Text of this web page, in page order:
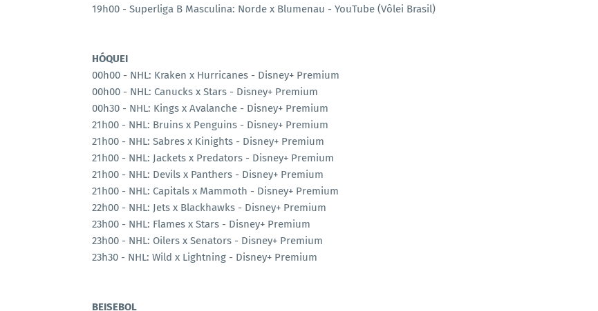
19h00 - Superliga B Masculina: Norde x Blumenau - YouTube (Vôlei Brasil)
HÓQUEI
00h00 - NHL: Kraken x Hurricanes - Disney+ Premium
00h00 - NHL: Canucks x Stars - Disney+ Premium
00h30 - NHL: Kings x Avalanche - Disney+ Premium
21h00 - NHL: Bruins x Penguins - Disney+ Premium
21h00 - NHL: Sabres x Kinights - Disney+ Premium
21h00 - NHL: Jackets x Predators - Disney+ Premium
21h00 - NHL: Devils x Panthers - Disney+ Premium
21h00 - NHL: Capitals x Mammoth - Disney+ Premium
22h00 - NHL: Jets x Blackhawks - Disney+ Premium
23h00 - NHL: Flames x Stars - Disney+ Premium
23h00 - NHL: Oilers x Senators - Disney+ Premium
23h30 - NHL: Wild x Lightning - Disney+ Premium
BEISEBOL